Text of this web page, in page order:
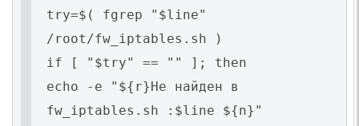
try=$( fgrep "$line"
/root/fw_iptables.sh )
if [ "$try" == "" ]; then
echo -e "${r}Не найден в
fw_iptables.sh :$line ${n}"